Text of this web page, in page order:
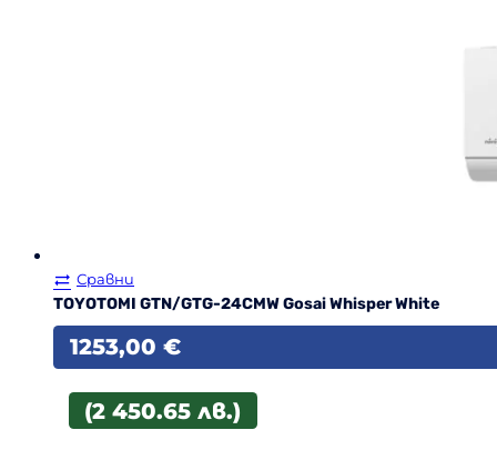
Сравни
TOYOTOMI GTN/GTG-24CMW Gosai Whisper White
1253,00 €
(2 450.65 лв.)